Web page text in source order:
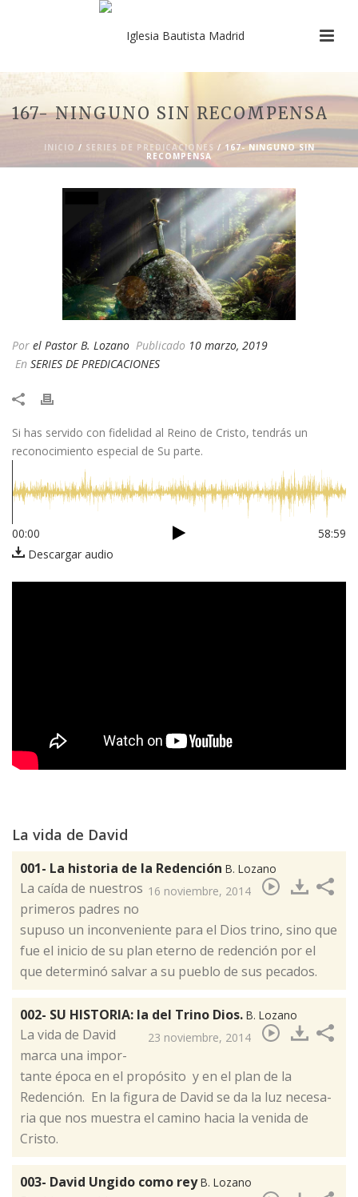
167- NINGUNO SIN RECOMPENSA
INICIO / SERIES DE PREDICACIONES / 167- NINGUNO SIN
RECOMPENSA
Por el Pastor B. Lozano Publicado 10 marzo, 2019
En SERIES DE PREDICACIONES
Si has servido con fidelidad al Reino de Cristo, tendrás un
reconocimiento especial de Su parte.
00:00
58:59
Descargar audio
La vida de David
001- La historia de la Redención B. Lozano
16 noviembre, 2014
​La caída de nuestros
primeros padres no
supuso un inconveniente para el Dios trino, sino que
fue el inicio de su plan eterno de redención por el
que determinó salvar a su pueblo de sus pecados.
002- SU HISTORIA: la del Trino Dios. B. Lozano
23 noviembre, 2014
​
La vi­da de Da­vid
mar­ca una im­por­
tan­te épo­ca en el pro­pó­si­to y en el plan de la
Redención. En la fi­gu­ra de Da­vid se da la luz ne­ce­sa­
ria que nos muestra el camino hacia la ve­ni­da de
Cristo.
003- David Ungido como reyB. Lozano